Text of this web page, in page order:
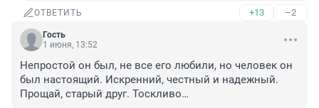
ОТВЕТИТЬ +13 –2
Гость
1 июня, 13:52
Непростой он был, не все его любили, но человек он
был настоящий. Искренний, честный и надежный.
Прощай, старый друг. Тоскливо…